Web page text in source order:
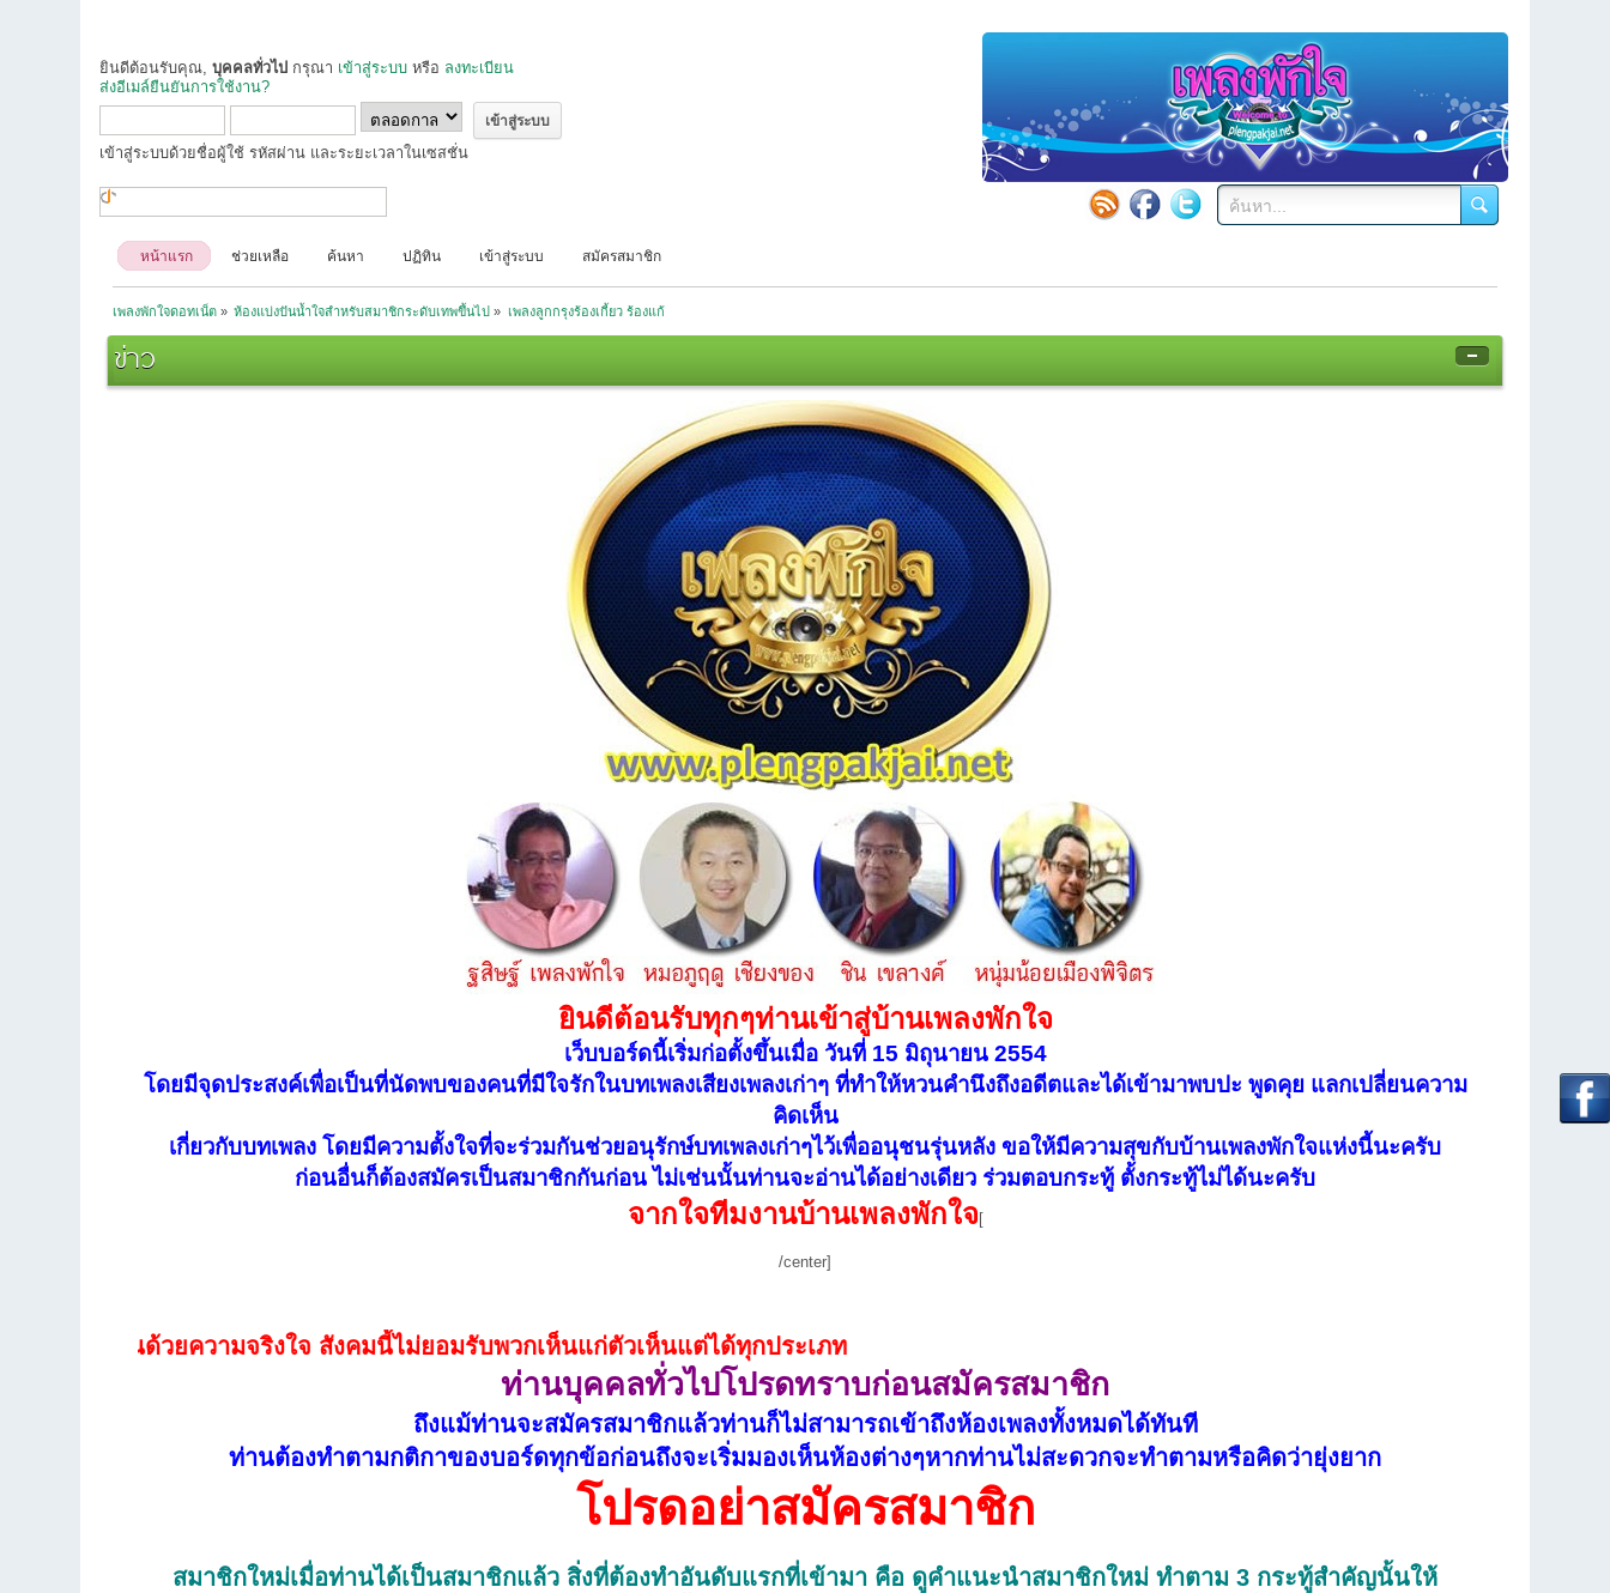
ยินดีต้อนรับคุณ,บุคคลทั่วไป กรุณา เข้าสู่ระบบ หรือ ลงทะเบียน
ส่งอีเมล์ยืนยันการใช้งาน?
เข้าสู่ระบบด้วยชื่อผู้ใช้ รหัสผ่าน และระยะเวลาในเซสชั่น
หน้าแรก ช่วยเหลือ ค้นหา ปฏิทิน เข้าสู่ระบบ สมัครสมาชิก
เพลงพักใจดอทเน็ต» ห้องแบ่งปันน้ำใจสำหรับสมาชิกระดับเทพขึ้นไป » เพลงลูกกรุงร้องเกี้ยว ร้องแก้
ข่าว
ยินดีต้อนรับทุกๆท่านเข้าสู่บ้านเพลงพักใจ
เว็บบอร์ดนี้เริ่มก่อตั้งขึ้นเมื่อ วันที่ 15 มิถุนายน 2554
โดยมีจุดประสงค์เพื่อเป็นที่นัดพบของคนที่มีใจรักในบทเพลงเสียงเพลงเก่าๆ ที่ทำให้หวนคำนึงถึงอดีตและได้เข้ามาพบปะ พูดคุย แลกเปลี่ยนความ
คิดเห็น
เกี่ยวกับบทเพลง โดยมีความตั้งใจที่จะร่วมกันช่วยอนุรักษ์บทเพลงเก่าๆไว้เพื่ออนุชนรุ่นหลัง ขอให้มีความสุขกับบ้านเพลงพักใจแห่งนี้นะครับ
ก่อนอื่นก็ต้องสมัครเป็นสมาชิกกันก่อน ไม่เช่นนั้นท่านจะอ่านได้อย่างเดียว ร่วมตอบกระทู้ ตั้งกระทู้ไม่ได้นะครับ
จากใจทีมงานบ้านเพลงพักใจ [
/center]
งปันด้วยความจริงใจ สังคมนี้ไม่ยอมรับพวกเห็นแก่ตัวเห็นแต่ได้ทุกประเภท
ท่านบุคคลทั่วไปโปรดทราบก่อนสมัครสมาชิก
ถึงแม้ท่านจะสมัครสมาชิกแล้วท่านก็ไม่สามารถเข้าถึงห้องเพลงทั้งหมดได้ทันที
ท่านต้องทำตามกติกาของบอร์ดทุกข้อก่อนถึงจะเริ่มมองเห็นห้องต่างๆหากท่านไม่สะดวกจะทำตามหรือคิดว่ายุ่งยาก
โปรดอย่าสมัครสมาชิก
สมาชิกใหม่เมื่อท่านได้เป็นสมาชิกแล้ว สิ่งที่ต้องทำอันดับแรกที่เข้ามา คือ ดูคำแนะนำสมาชิกใหม่ ทำตาม 3 กระทู้สำคัญนั้นให้